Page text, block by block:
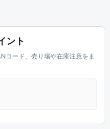
ント
コード、売り場や在庫注意をま